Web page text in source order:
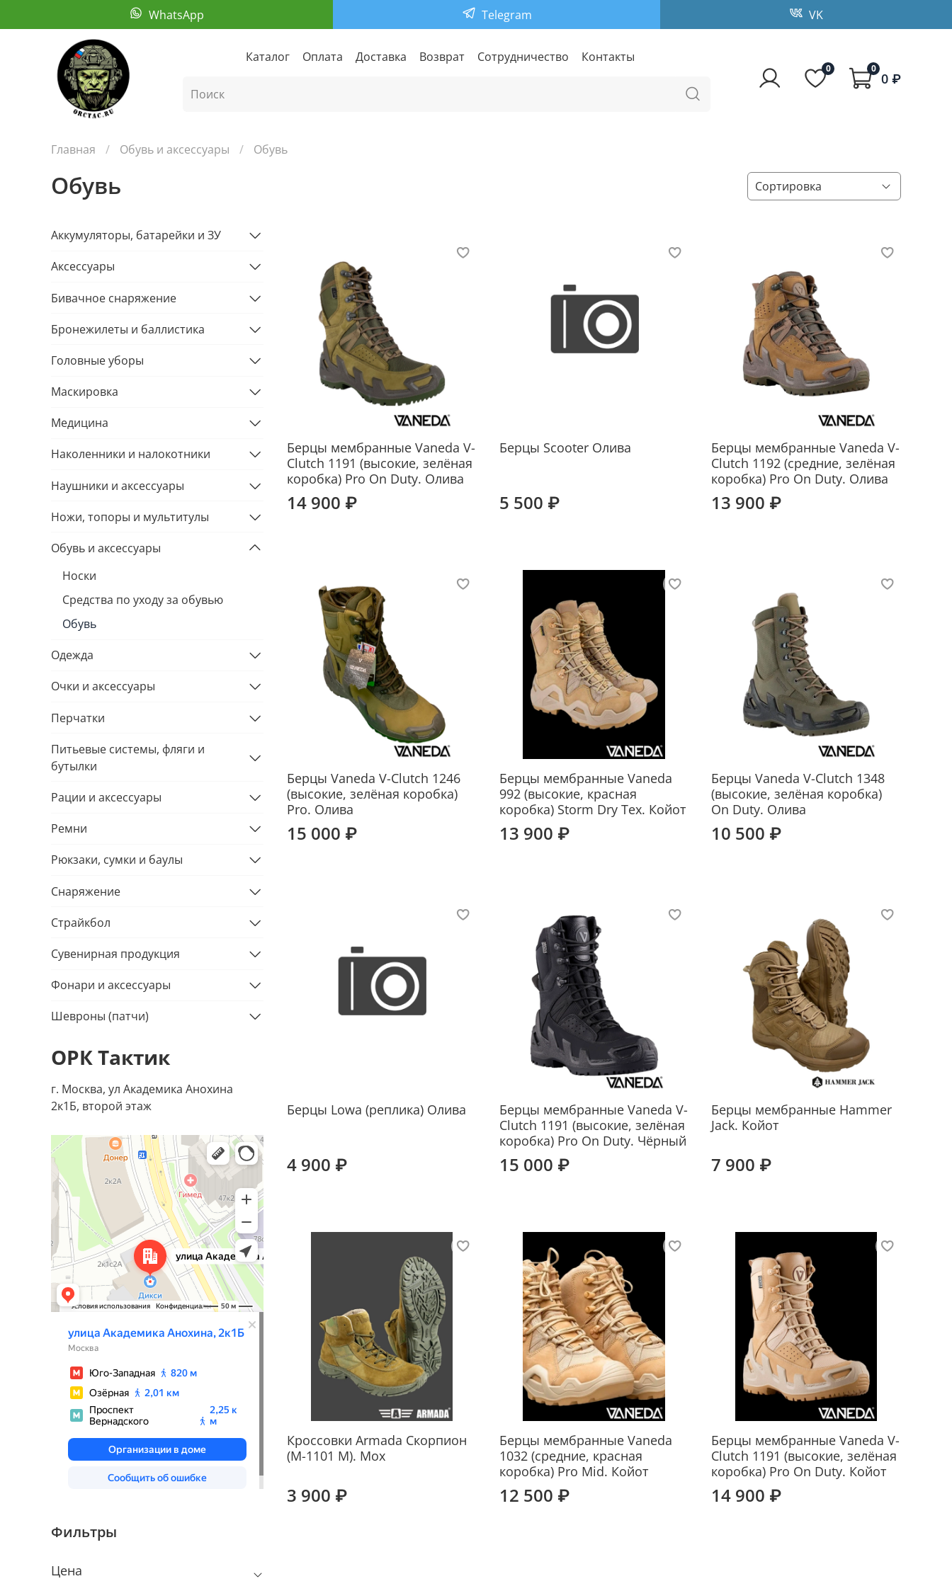
WhatsApp Telegram VK
Каталог Оплата Доставка Возврат Сотрудничество Контакты
0 0
0 ₽
Главная Обувь и аксессуары Обувь
Обувь
Берцы мембранные Vaneda V-
Clutch 1191 (высокие, зелёная
коробка) Pro On Duty. Олива
14 900 ₽
Берцы Scooter Олива
5 500 ₽
Берцы мембранные Vaneda V-
Clutch 1192 (средние, зелёная
коробка) Pro On Duty. Олива
13 900 ₽
Берцы Vaneda V-Clutch 1246
(высокие, зелёная коробка)
Pro. Олива
15 000 ₽
Берцы мембранные Vaneda
992 (высокие, красная
коробка) Storm Dry Tex. Койот
13 900 ₽
Берцы Vaneda V-Clutch 1348
(высокие, зелёная коробка)
On Duty. Олива
10 500 ₽
Берцы Lowa (реплика) Олива
4 900 ₽
Берцы мембранные Vaneda V-
Clutch 1191 (высокие, зелёная
коробка) Pro On Duty. Чёрный
15 000 ₽
Берцы мембранные Hammer
Jack. Койот
7 900 ₽
Кроссовки Armada Скорпион
(М-1101 М). Мох
3 900 ₽
Берцы мембранные Vaneda
1032 (средние, красная
коробка) Pro Mid. Койот
12 500 ₽
Берцы мембранные Vaneda V-
Clutch 1191 (высокие, зелёная
коробка) Pro On Duty. Койот
14 900 ₽
Аккумуляторы, батарейки и ЗУ
Аксессуары
Бивачное снаряжение
Бронежилеты и баллистика
Головные уборы
Маскировка
Медицина
Наколенники и налокотники
Наушники и аксессуары
Ножи, топоры и мультитулы
Обувь и аксессуары
Носки
Средства по уходу за обувью
Обувь
Одежда
Очки и аксессуары
Перчатки
Питьевые системы, фляги и
бутылки
Рации и аксессуары
Ремни
Рюкзаки, сумки и баулы
Снаряжение
Страйкбол
Сувенирная продукция
Фонари и аксессуары
Шевроны (патчи)
ОРК Тактик
г. Москва, ул Академика Анохина
2к1Б, второй этаж
Фильтры
Цена